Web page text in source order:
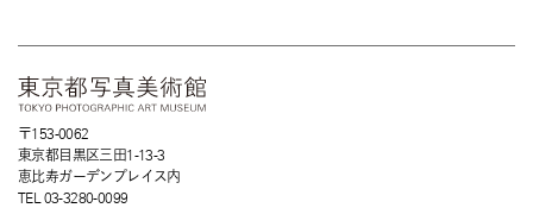
〒153-0062
東京都目黒区三田1-13-3
恵比寿ガーデンプレイス内
TEL 03-3280-0099